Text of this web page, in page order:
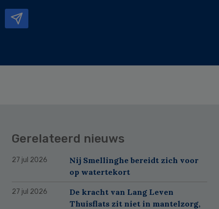
Gerelateerd nieuws
27 jul 2026
Nij Smellinghe bereidt zich voor
op watertekort
27 jul 2026
De kracht van Lang Leven
Thuisflats zit niet in mantelzorg,